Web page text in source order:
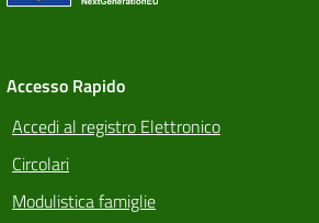
Accesso Rapido
Accedi al registro Elettronico
Circolari
Modulistica famiglie